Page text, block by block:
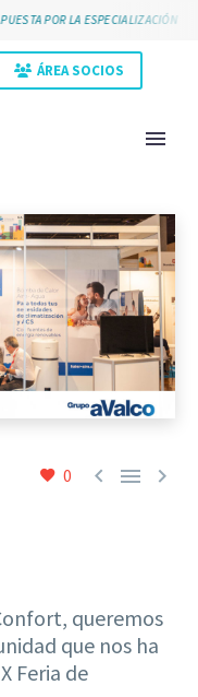
POR LA ESPECIALIZACIÓN
ÁREA SOCIOS
0   
queremos
que nos ha
Feria de